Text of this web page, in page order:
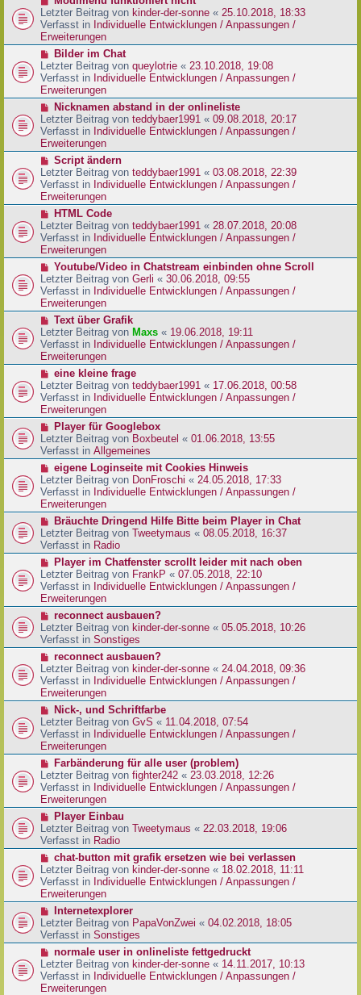
r
a
g
r
B
e
i
r
a
g
e
u
e
r
B
e
i
t
a
g
Letzter Beitrag von kinder-der-sonne « 25.10.2018, 18:33
Verfasst in Individuelle Entwicklungen / Anpassungen /
Erweiterungen
N
e
u
e
r
B
e
i
t
a
g
Bilder im Chat
Letzter Beitrag von queylotrie « 23.10.2018, 19:08
Verfasst in Individuelle Entwicklungen / Anpassungen /
Erweiterungen
N
e
u
e
r
B
e
i
t
a
g
Nicknamen abstand in der onlineliste
Letzter Beitrag von teddybaer1991 « 09.08.2018, 20:17
Verfasst in Individuelle Entwicklungen / Anpassungen /
Erweiterungen
N
e
u
e
r
B
e
i
t
a
g
Script ändern
Letzter Beitrag von teddybaer1991 « 03.08.2018, 22:39
Verfasst in Individuelle Entwicklungen / Anpassungen /
Erweiterungen
N
e
u
e
r
B
e
i
t
a
g
HTML Code
Letzter Beitrag von teddybaer1991 « 28.07.2018, 20:08
Verfasst in Individuelle Entwicklungen / Anpassungen /
Erweiterungen
N
e
u
e
r
B
e
i
t
a
g
Youtube/Video in Chatstream einbinden ohne Scroll
Letzter Beitrag von Gerli « 30.06.2018, 09:55
Verfasst in Individuelle Entwicklungen / Anpassungen /
Erweiterungen
N
e
u
e
r
B
e
i
t
a
g
Text über Grafik
Letzter Beitrag von Maxs « 19.06.2018, 19:11
Verfasst in Individuelle Entwicklungen / Anpassungen /
Erweiterungen
N
e
u
e
r
B
e
i
r
a
g
eine kleine frage
Letzter Beitrag von teddybaer1991 « 17.06.2018, 00:58
Verfasst in Individuelle Entwicklungen / Anpassungen /
Erweiterungen
N
e
u
e
r
B
e
i
r
a
g
Player für Googlebox
Letzter Beitrag von Boxbeutel « 01.06.2018, 13:55
Verfasst in Allgemeines
N
e
u
e
r
B
e
i
r
a
g
eigene Loginseite mit Cookies Hinweis
Letzter Beitrag von DonFroschi « 24.05.2018, 17:33
Verfasst in Individuelle Entwicklungen / Anpassungen /
Erweiterungen
N
e
u
e
r
B
e
i
r
a
g
Bräuchte Dringend Hilfe Bitte beim Player in Chat
Letzter Beitrag von Tweetymaus « 08.05.2018, 16:37
Verfasst in Radio
N
e
u
e
r
B
e
i
r
a
g
Player im Chatfenster scrollt leider mit nach oben
Letzter Beitrag von FrankP « 07.05.2018, 22:10
Verfasst in Individuelle Entwicklungen / Anpassungen /
Erweiterungen
N
e
u
e
r
B
e
i
r
a
g
reconnect ausbauen?
Letzter Beitrag von kinder-der-sonne « 05.05.2018, 10:26
Verfasst in Sonstiges
N
e
u
e
r
B
e
i
t
a
g
reconnect ausbauen?
Letzter Beitrag von kinder-der-sonne « 24.04.2018, 09:36
Verfasst in Individuelle Entwicklungen / Anpassungen /
Erweiterungen
N
e
u
e
r
B
e
i
t
a
g
Nick-, und Schriftfarbe
Letzter Beitrag von GvS « 11.04.2018, 07:54
Verfasst in Individuelle Entwicklungen / Anpassungen /
Erweiterungen
N
e
u
e
r
B
e
i
r
a
g
Farbänderung für alle user (problem)
Letzter Beitrag von fighter242 « 23.03.2018, 12:26
Verfasst in Individuelle Entwicklungen / Anpassungen /
Erweiterungen
N
e
u
e
r
B
e
i
r
a
g
Player Einbau
Letzter Beitrag von Tweetymaus « 22.03.2018, 19:06
Verfasst in Radio
N
e
u
e
r
B
e
i
r
a
g
chat-button mit grafik ersetzen wie bei verlassen
Letzter Beitrag von kinder-der-sonne « 18.02.2018, 11:11
Verfasst in Individuelle Entwicklungen / Anpassungen /
Erweiterungen
N
e
u
e
r
B
e
Internetexplorer
Letzter Beitrag von PapaVonZwei « 04.02.2018, 18:05
Verfasst in Sonstiges
N
e
u
e
normale user in onlineliste fettgedruckt
Letzter Beitrag von kinder-der-sonne « 14.11.2017, 10:13
Verfasst in Individuelle Entwicklungen / Anpassungen /
Erweiterungen